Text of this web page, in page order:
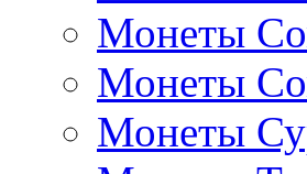
Монеты
Монеты
Монеты